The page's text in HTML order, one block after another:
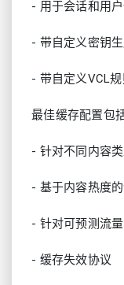
- 用于会话和用
- 带自定义密钥
- 带自定义VCL
最佳缓存配置包括
- 针对不同内容
- 基于内容热度
- 针对可预测流
- 缓存失效协议